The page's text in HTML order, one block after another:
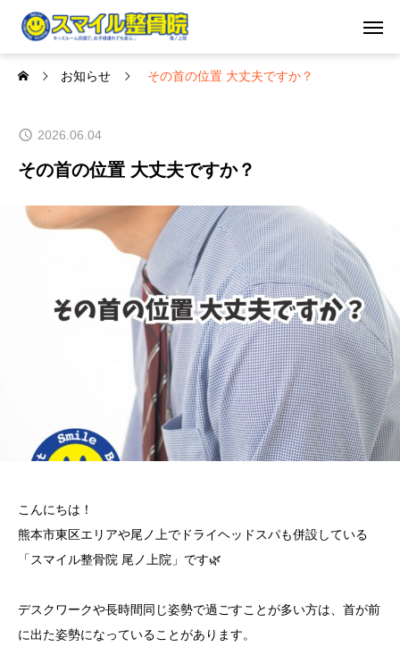
お知らせ その首の位置 大丈夫ですか？
2026.06.04
その首の位置 大丈夫ですか？
こんにちは！
熊本市東区エリアや尾ノ上でドライヘッドスパも併設している
「スマイル整骨院 尾ノ上院」です🌿
デスクワークや長時間同じ姿勢で過ごすことが多い方は、首が前
に出た姿勢になっていることがあります。